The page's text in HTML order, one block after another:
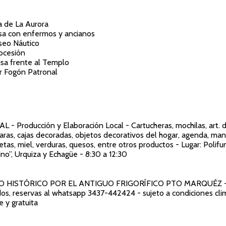
de La Aurora
con enfermos y ancianos
Náutico
frente al Templo
Fogón Patronal
- Producción y Elaboración Local - Cartucheras, mochilas, art.
cajas decoradas, objetos decorativos del hogar, agenda,
miel, verduras, quesos, entre otros productos - Lugar:
Urquiza y Echagüe - 8:30 a 12:30
HISTÓRICO POR EL ANTIGUO FRIGORÍFICO PTO MARQUÉZ
reservas al whatsapp 3437-442424 - sujeto a condiciones
y gratuita